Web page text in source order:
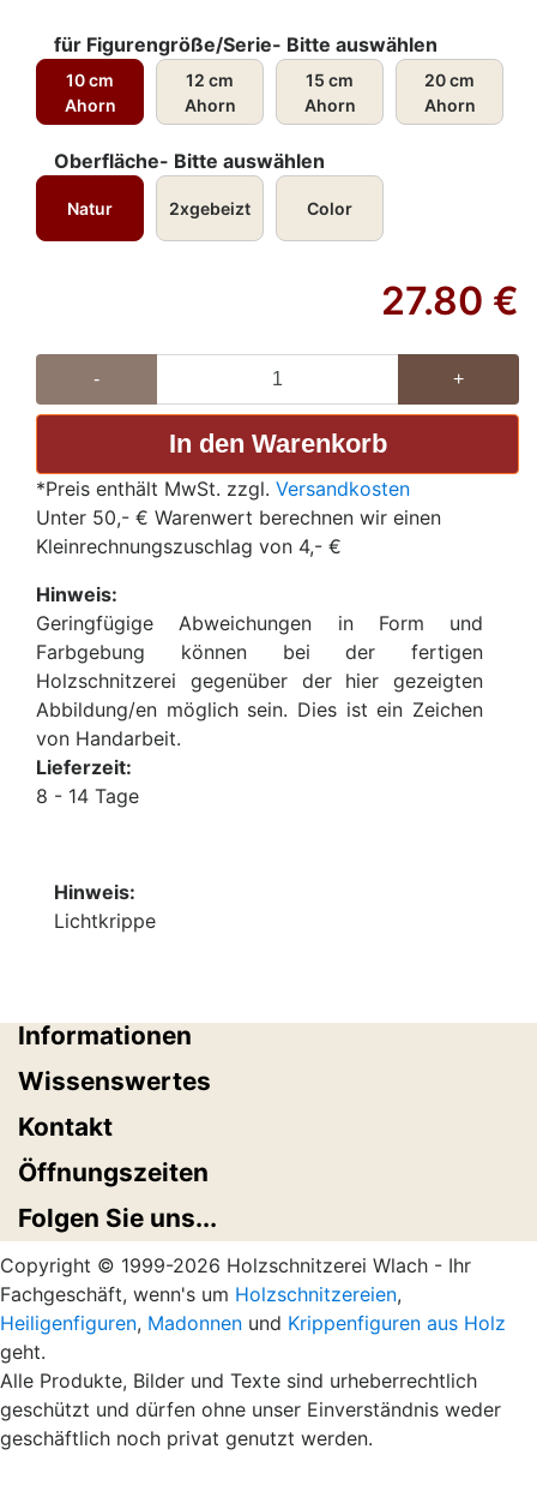
für Figurengröße/Serie- Bitte auswählen
10 cm
Ahorn
12 cm
Ahorn
15 cm
Ahorn
20 cm
Ahorn
Oberfläche- Bitte auswählen
Natur 2xgebeizt Color
27.80 €
- +
*Preis enthält MwSt. zzgl. Versandkosten
Unter 50,- € Warenwert berechnen wir einen
Kleinrechnungszuschlag von 4,- €
Hinweis:
Geringfügige Abweichungen in Form und
Farbgebung können bei der fertigen
Holzschnitzerei gegenüber der hier gezeigten
Abbildung/en möglich sein. Dies ist ein Zeichen
von Handarbeit.
Lieferzeit:
8 - 14 Tage
Hinweis:
Lichtkrippe
Informationen
Wissenswertes
Kontakt
Öffnungszeiten
Folgen Sie uns...
Copyright © 1999-2026 Holzschnitzerei Wlach - Ihr
Fachgeschäft, wenn's um Holzschnitzereien,
Heiligenfiguren, Madonnen und Krippenfiguren aus Holz
geht.
Alle Produkte, Bilder und Texte sind urheberrechtlich
geschützt und dürfen ohne unser Einverständnis weder
geschäftlich noch privat genutzt werden.